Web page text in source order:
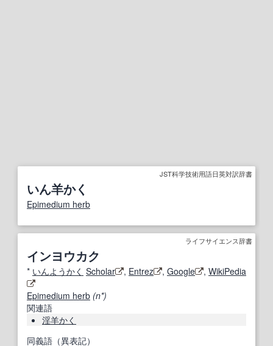
JST科学技術用語日英対訳辞書
いん羊かく
Epimedium herb
ライフサイエンス辞書
インヨウカク
* いんようかく Scholar , Entrez , Google , WikiPedia
Epimedium herb (n*)
関連語
淫羊かく
同義語（異表記）